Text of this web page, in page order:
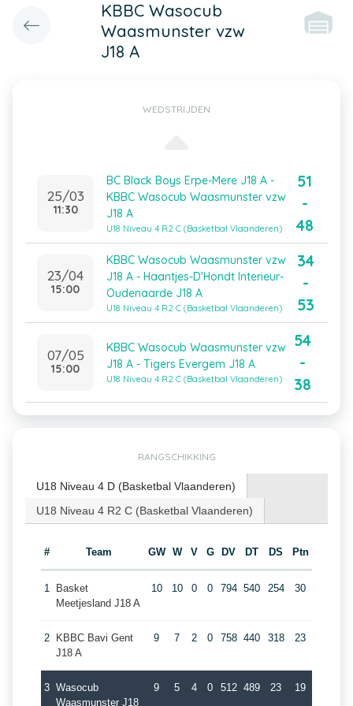
KBBC Wasocub
Waasmunster vzw
J18 A
WEDSTRIJDEN
25/03
11:30
BC Black Boys Erpe-Mere J18 A -
KBBC Wasocub Waasmunster vzw
J18 A
U18 Niveau 4 R2 C (Basketbal Vlaanderen)
51
-
48
23/04
15:00
KBBC Wasocub Waasmunster vzw
J18 A - Haantjes-D'Hondt Interieur-
Oudenaarde J18 A
U18 Niveau 4 R2 C (Basketbal Vlaanderen)
34
-
53
07/05
15:00
KBBC Wasocub Waasmunster vzw
J18 A - Tigers Evergem J18 A
U18 Niveau 4 R2 C (Basketbal Vlaanderen)
54
-
38
RANGSCHIKKING
U18 Niveau 4 D (Basketbal Vlaanderen)
U18 Niveau 4 R2 C (Basketbal Vlaanderen)
# Team GW W V G DV DT DS Ptn
1
Basket
Meetjesland J18 A
10 10 0 0 794 540 254 30
2
KBBC Bavi Gent
J18 A
9 7 2 0 758 440 318 23
3 Wasocub
Waasmunster J18
9 5 4 0 512 489 23 19